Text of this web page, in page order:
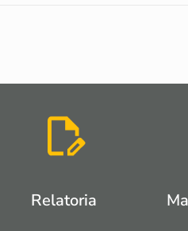
Relatoria